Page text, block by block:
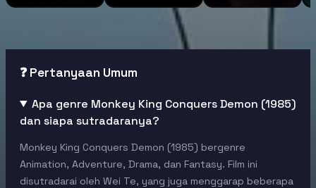
❓ Pertanyaan Umum
Apa genre Monkey King Conquers Demon (1985)
dan siapa sutradaranya?
Monkey King Conquers Demon (1985) bergenre
Animation, Adventure, Drama, dan Fantasy. Film ini
disutradarai oleh Wei Te, yang juga menggarap beberapa